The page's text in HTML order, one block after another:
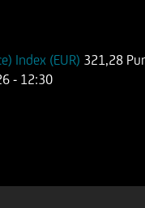
Index (EUR) 321,28
- 12:30